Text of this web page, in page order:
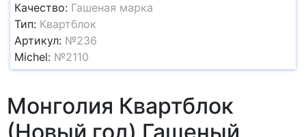
Качество: Гашеная марка
Тип: Квартблок
Артикул: №236
Michel: №2110
Монголия Квартблок